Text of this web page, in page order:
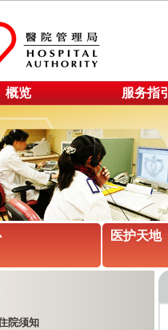
概览 服务指引
医护天地
院须知